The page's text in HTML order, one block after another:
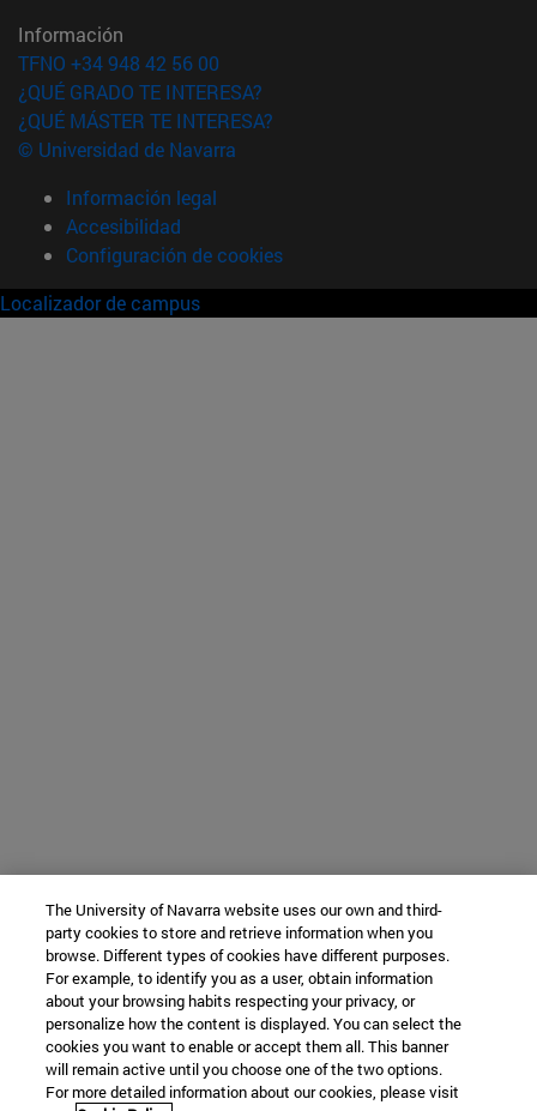
Información
TFNO +34 948 42 56 00
¿QUÉ GRADO TE INTERESA?
¿QUÉ MÁSTER TE INTERESA?
© Universidad de Navarra
Información legal
Accesibilidad
Configuración de cookies
Localizador de campus
The University of Navarra website uses our own and third-
party cookies to store and retrieve information when you
browse. Different types of cookies have different purposes.
For example, to identify you as a user, obtain information
about your browsing habits respecting your privacy, or
personalize how the content is displayed. You can select the
cookies you want to enable or accept them all. This banner
will remain active until you choose one of the two options.
For more detailed information about our cookies, please visit